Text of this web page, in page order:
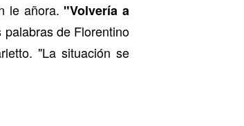
le añora. "Volvería a
de Florentino
"La situación se